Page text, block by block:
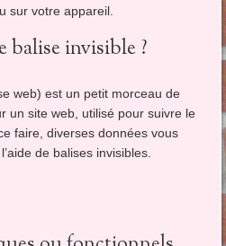
sur votre appareil.
balise invisible ?
web) est un petit morceau de
un site web, utilisé pour suivre le
faire, diverses données vous
de balises invisibles.